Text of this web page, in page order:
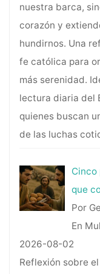
nuestra barca,
corazón y
hundirnos. Una
fe católica para
más serenidad.
lectura diaria del
quienes buscan
de las luchas
Cinco
que
Por
En
2026-08-02
Reflexión sobre